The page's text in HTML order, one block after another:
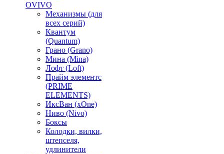
OVIVO
Механизмы (для
всех серий)
Квантум
(Quantum)
Грано (Grano)
Мина (Mina)
Лофт (Loft)
Прайм элементс
(PRIME
ELEMENTS)
ИксВан (xOne)
Ниво (Nivo)
Боксы
Колодки, вилки,
штепселя,
удлинители